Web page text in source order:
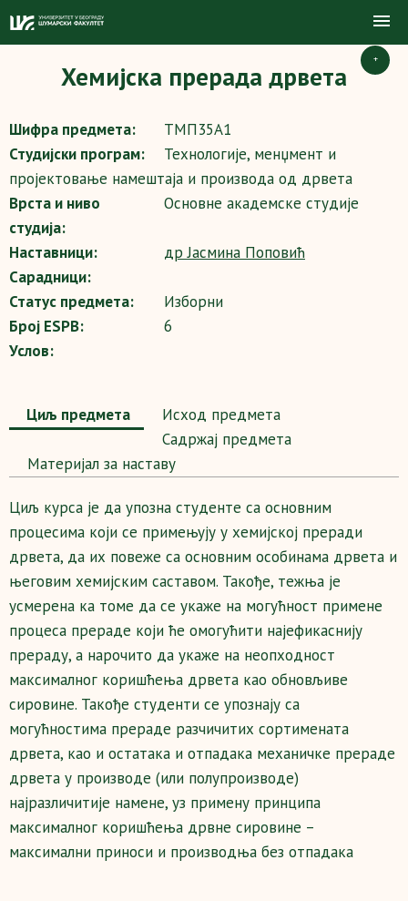
+
Хемијска прерада дрвета
Шифра предмета:
ТМП35A1
Студијски програм:
Технологије, менџмент и
пројектовање намештаја и производа од дрвета
Врста и ниво
студија:
Основне академске студије
Наставници:
др Јасмина Поповић
Сарадници:
Статус предмета:
Изборни
Број ESPB:
6
Услов:
Циљ предмета
Исход предмета
Садржај предмета
Maтеријал за наставу
Циљ курса је да упозна студенте са основним
процесима који се примењују у хемијској преради
дрвета, да их повеже са основним особинама дрвета и
његовим хемијским саставом. Такође, тежња је
усмерена ка томе да се укаже на могућност примене
процеса прераде који ће омогућити најефикаснију
прераду, а нарочито да укаже на неопходност
максималног коришћења дрвета као обновљиве
сировине. Такође студенти се упознају са
могућностима прераде разчичитих сортимената
дрвета, као и остатака и отпадака механичке прераде
дрвета у производе (или полупроизводе)
најразличитије намене, уз примену принципа
максималног коришћења дрвне сировине –
максимални приноси и производња без отпадака